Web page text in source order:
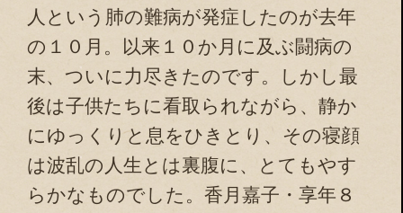
人という肺の難病が発症したのが去年
の１０月。以来１０か月に及ぶ闘病の
末、ついに力尽きたのです。しかし最
後は子供たちに看取られながら、静か
にゆっくりと息をひきとり、その寝顔
は波乱の人生とは裏腹に、とてもやす
らかなものでした。香月嘉子・享年８